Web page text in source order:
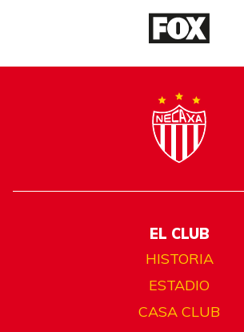
EL CLUB
HISTORIA
ESTADIO
CASA CLUB